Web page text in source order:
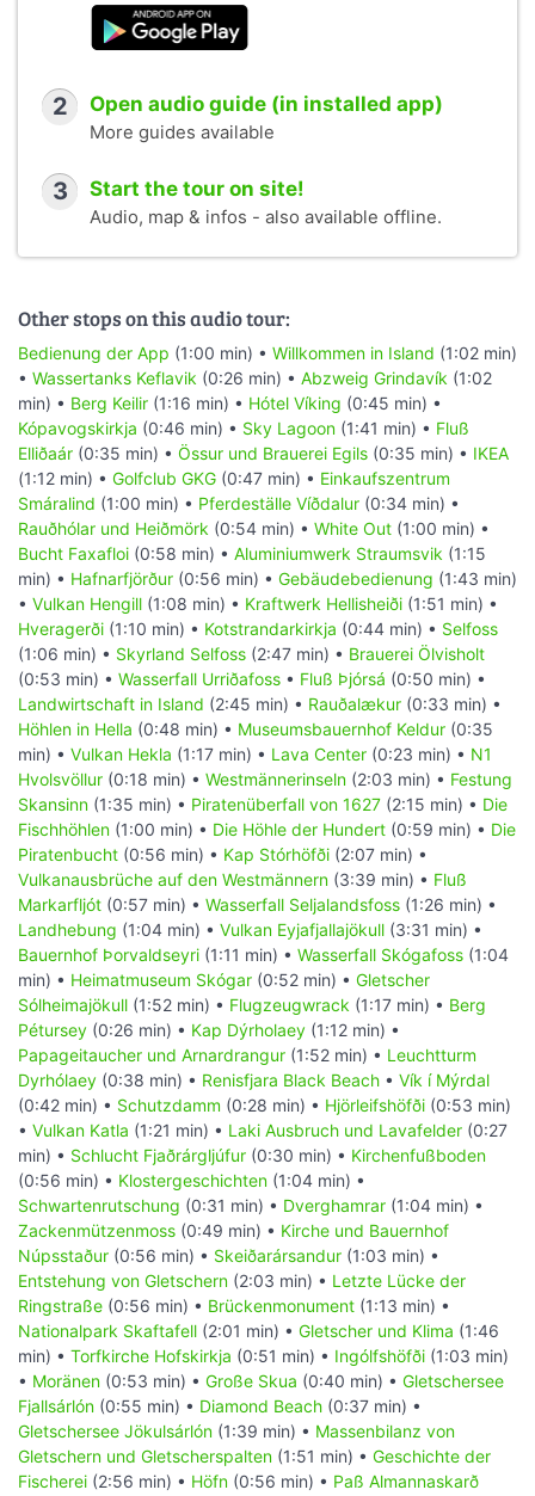
2 Open audio guide (in installed app)
More guides available
3 Start the tour on site!
Audio, map & infos - also available offline.
Other stops on this audio tour:
Bedienung der App (1:00 min) • Willkommen in Island (1:02 min)
• Wassertanks Keflavik (0:26 min) • Abzweig Grindavík (1:02
min) • Berg Keilir (1:16 min) • Hótel Víking (0:45 min) •
Kópavogskirkja (0:46 min) • Sky Lagoon (1:41 min) • Fluß
Elliðaár (0:35 min) • Össur und Brauerei Egils (0:35 min) • IKEA
(1:12 min) • Golfclub GKG (0:47 min) • Einkaufszentrum
Smáralind (1:00 min) • Pferdeställe Víðdalur (0:34 min) •
Rauðhólar und Heiðmörk (0:54 min) • White Out (1:00 min) •
Bucht Faxafloi (0:58 min) • Aluminiumwerk Straumsvik (1:15
min) • Hafnarfjörður (0:56 min) • Gebäudebedienung (1:43 min)
• Vulkan Hengill (1:08 min) • Kraftwerk Hellisheiði (1:51 min) •
Hveragerði (1:10 min) • Kotstrandarkirkja (0:44 min) • Selfoss
(1:06 min) • Skyrland Selfoss (2:47 min) • Brauerei Ölvisholt
(0:53 min) • Wasserfall Urriðafoss • Fluß Þjórsá (0:50 min) •
Landwirtschaft in Island (2:45 min) • Rauðalækur (0:33 min) •
Höhlen in Hella (0:48 min) • Museumsbauernhof Keldur (0:35
min) • Vulkan Hekla (1:17 min) • Lava Center (0:23 min) • N1
Hvolsvöllur (0:18 min) • Westmännerinseln (2:03 min) • Festung
Skansinn (1:35 min) • Piratenüberfall von 1627 (2:15 min) • Die
Fischhöhlen (1:00 min) • Die Höhle der Hundert (0:59 min) • Die
Piratenbucht (0:56 min) • Kap Stórhöfði (2:07 min) •
Vulkanausbrüche auf den Westmännern (3:39 min) • Fluß
Markarfljót (0:57 min) • Wasserfall Seljalandsfoss (1:26 min) •
Landhebung (1:04 min) • Vulkan Eyjafjallajökull (3:31 min) •
Bauernhof Þorvaldseyri (1:11 min) • Wasserfall Skógafoss (1:04
min) • Heimatmuseum Skógar (0:52 min) • Gletscher
Sólheimajökull (1:52 min) • Flugzeugwrack (1:17 min) • Berg
Pétursey (0:26 min) • Kap Dýrholaey (1:12 min) •
Papageitaucher und Arnardrangur (1:52 min) • Leuchtturm
Dyrhólaey (0:38 min) • Renisfjara Black Beach • Vík í Mýrdal
(0:42 min) • Schutzdamm (0:28 min) • Hjörleifshöfði (0:53 min)
• Vulkan Katla (1:21 min) • Laki Ausbruch und Lavafelder (0:27
min) • Schlucht Fjaðrárgljúfur (0:30 min) • Kirchenfußboden
(0:56 min) • Klostergeschichten (1:04 min) •
Schwartenrutschung (0:31 min) • Dverghamrar (1:04 min) •
Zackenmützenmoss (0:49 min) • Kirche und Bauernhof
Núpsstaður (0:56 min) • Skeiðarársandur (1:03 min) •
Entstehung von Gletschern (2:03 min) • Letzte Lücke der
Ringstraße (0:56 min) • Brückenmonument (1:13 min) •
Nationalpark Skaftafell (2:01 min) • Gletscher und Klima (1:46
min) • Torfkirche Hofskirkja (0:51 min) • Ingólfshöfði (1:03 min)
• Moränen (0:53 min) • Große Skua (0:40 min) • Gletschersee
Fjallsárlón (0:55 min) • Diamond Beach (0:37 min) •
Gletschersee Jökulsárlón (1:39 min) • Massenbilanz von
Gletschern und Gletscherspalten (1:51 min) • Geschichte der
Fischerei (2:56 min) • Höfn (0:56 min) • Paß Almannaskarð